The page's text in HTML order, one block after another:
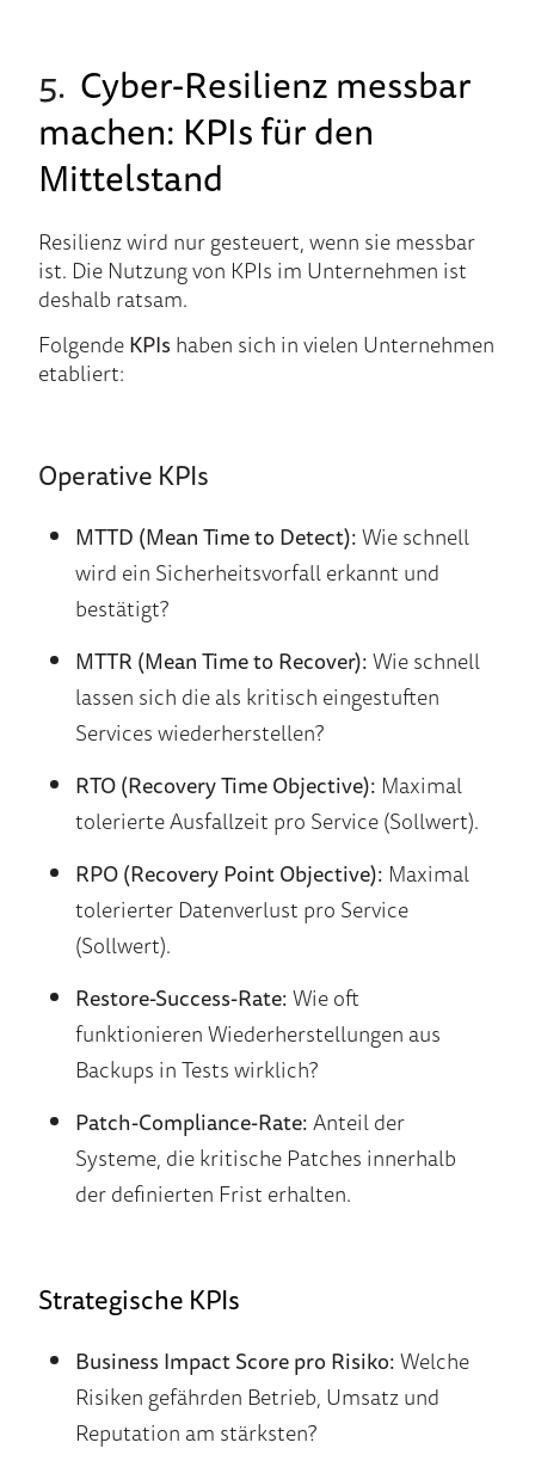
5. Cyber-Resilienz messbar
machen: KPIs für den
Mittelstand
Resilienz wird nur gesteuert, wenn sie messbar
ist. Die Nutzung von KPIs im Unternehmen ist
deshalb ratsam.
FolgendeKPIs haben sich in vielen Unternehmen
etabliert:
Operative KPIs
MTTD (Mean Time to Detect):Wie schnell
wird ein Sicherheitsvorfall erkannt und
bestätigt?
MTTR (Mean Time to Recover):Wie schnell
lassen sich die als kritisch eingestuften
Services wiederherstellen?
RTO (Recovery Time Objective): Maximal
tolerierte Ausfallzeit pro Service (Sollwert).
RPO (Recovery Point Objective): Maximal
tolerierter Datenverlust pro Service
(Sollwert).
Restore-Success-Rate:Wie oft
funktionieren Wiederherstellungen aus
Backups in Tests wirklich?
Patch-Compliance-Rate:Anteil der
Systeme, die kritische Patches innerhalb
der definierten Frist erhalten.
Strategische KPIs
Business Impact Score pro Risiko:Welche
Risiken gefährden Betrieb, Umsatz und
Reputation am stärksten?